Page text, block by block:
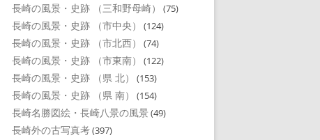
長崎の風景・史跡 （三和野母崎） (75)
長崎の風景・史跡 （市中央） (124)
長崎の風景・史跡 （市北西） (74)
長崎の風景・史跡 （市東南） (122)
長崎の風景・史跡 （県 北） (153)
長崎の風景・史跡 （県 南） (154)
長崎名勝図絵・長崎八景の風景 (49)
長崎外の古写真考(397)